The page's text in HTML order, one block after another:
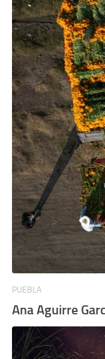
PUEBLA
Ana Aguirre